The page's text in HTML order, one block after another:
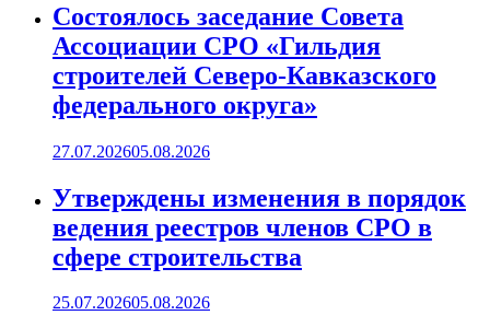
Состоялось заседание Совета
Ассоциации СРО «Гильдия
строителей Северо-Кавказского
федерального округа»
27.07.202605.08.2026
Утверждены изменения в порядок
ведения реестров членов СРО в
сфере строительства
25.07.202605.08.2026